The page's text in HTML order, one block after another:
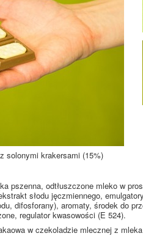
solonymi krakersami (15%)
pszenna, odtłuszczone mleko w
słodu jęczmiennego,
difosforany), aromaty, środek do
regulator kwasowości (E 524).
w czekoladzie mlecznej z